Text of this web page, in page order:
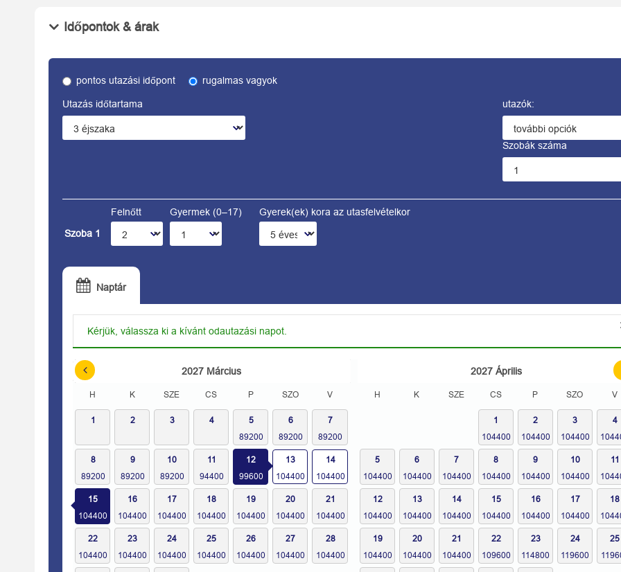
Időpontok & árak
pontos utazási időpont rugalmas vagyok
Utazás időtartama utazók:
Szobák száma
Szoba 1
Felnőtt Gyermek (0–17) Gyerek(ek) kora az utasfelvételkor
Naptár
Kérjük, válassza ki a kívánt odautazási napot.
2027 Március
H K SZE CS P SZO V
1 2 3 4 5 6 7
8 9 10 11 12 13 14
15 16 17 18 19 20 21
22 23 24 25 26 27 28
2027 Április
H K SZE CS P SZO V
1 2 3 4
5 6 7 8 9 10 11
12 13 14 15 16 17 18
19 20 21 22 23 24 25